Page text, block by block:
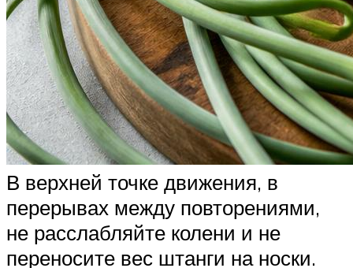
В верхней точке движения, в
перерывах между повторениями,
не расслабляйте колени и не
переносите вес штанги на носки.